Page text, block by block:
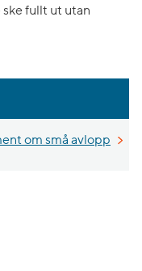
fullt ut utan
om små avlopp